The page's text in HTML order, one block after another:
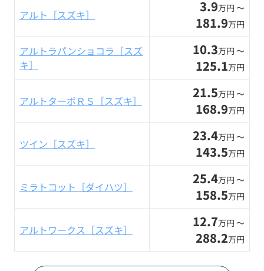
アルト［スズキ］ 3.9万円 〜
181.9万円
アルトラパンショコラ［スズ
キ］
10.3万円 〜
125.1万円
アルトターボＲＳ［スズキ］ 21.5万円 〜
168.9万円
ツイン［スズキ］ 23.4万円 〜
143.5万円
ミラトコット［ダイハツ］ 25.4万円 〜
158.5万円
アルトワークス［スズキ］ 12.7万円 〜
288.2万円